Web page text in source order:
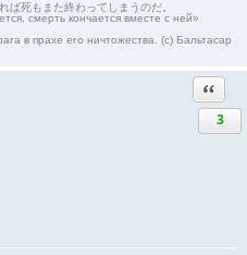
ば死もまた終わってしまうのだ。
смерть кончается вместе с ней»
в прахе его ничтожества. (с) Бальтасар
3